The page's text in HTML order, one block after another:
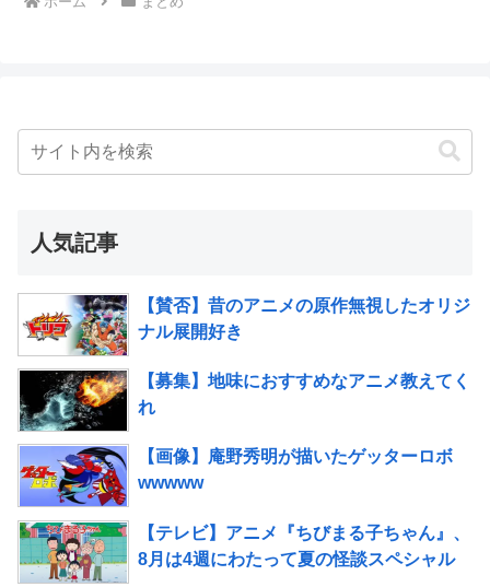
人気記事
【賛否】昔のアニメの原作無視したオリジ
ナル展開好き
【募集】地味におすすめなアニメ教えてく
れ
【画像】庵野秀明が描いたゲッターロボ
wwwww
【テレビ】アニメ『ちびまる子ちゃん』、
8月は4週にわたって夏の怪談スペシャル